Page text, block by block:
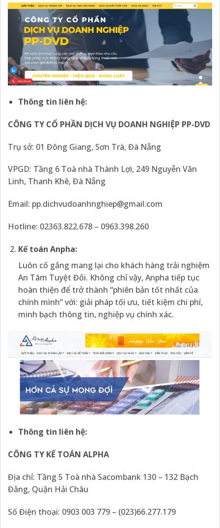
Thông tin liên hệ:
CÔNG TY CỔ PHẦN DỊCH VỤ DOANH NGHIỆP PP-DVD
Trụ sở: 01 Đông Giang, Sơn Trà, Đà Nẵng
VPGD: Tầng 6 Toà nhà Thành Lợi, 249 Nguyễn Văn
Linh, Thanh Khê, Đà Nẵng
Email: pp.dichvudoanhnghiep@gmail.com
Hotline: 02363.822.678 – 0963.398.260
Kế toán Anpha:
Luôn cố gắng mang lại cho khách hàng trải nghiệm
An Tâm Tuyệt Đối. Không chỉ vậy, Anpha tiếp tục
hoàn thiện để trở thành “phiên bản tốt nhất của
chính mình” với: giải pháp tối ưu, tiết kiệm chi phí,
minh bạch thông tin, nghiệp vụ chính xác.
Thông tin liên hệ:
CÔNG TY KẾ TOÁN ALPHA
Địa chỉ: Tầng 5 Toà nhà Sacombank 130 – 132 Bạch
Đằng, Quận Hải Châu
Số Điện thoại: 0903 003 779 – (023)66.277.179